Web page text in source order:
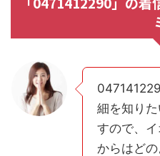
細を知り
すので、
からはど